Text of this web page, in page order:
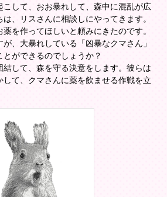
して、おお暴れして、森中に混乱が広
、リスさんに相談しにやってきます。
を作ってほしいと頼みにきたのです。
、大暴れしている「凶暴なクマさん」
ができるのでしょうか？
結して、森を守る決意をします。彼らは
て、クマさんに薬を飲ませる作戦を立